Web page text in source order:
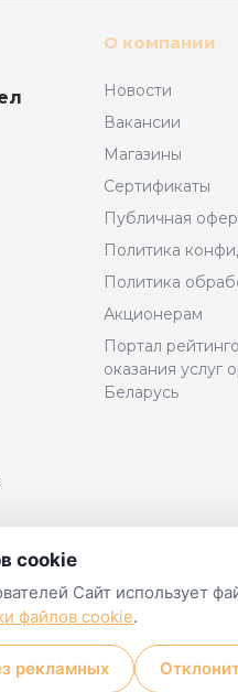
О компании
Новости
Вакансии
Магазины
Сертификаты
Публичная
Политика
Политика
Акционерам
Портал
оказания услуг
Беларусь
регистрации №0002034 от
комитетом
№490730 от 31.08.2020 г.
cookie
Сайт использует
файлов cookie.
рекламных